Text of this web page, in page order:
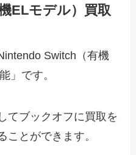
ELモデル）買取
Switch（有機
」です。
てブックオフに買取を
ことができます。